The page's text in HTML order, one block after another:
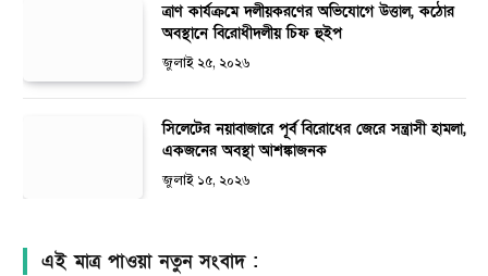
ত্রাণ কার্যক্রমে দলীয়করণের অভিযোগে উত্তাল, কঠোর
অবস্থানে বিরোধীদলীয় চিফ হুইপ
জুলাই ২৫, ২০২৬
সিলেটের নয়াবাজারে পূর্ব বিরোধের জেরে সন্ত্রাসী হামলা,
একজনের অবস্থা আশঙ্কাজনক
জুলাই ১৫, ২০২৬
এই মাত্র পাওয়া নতুন সংবাদ :